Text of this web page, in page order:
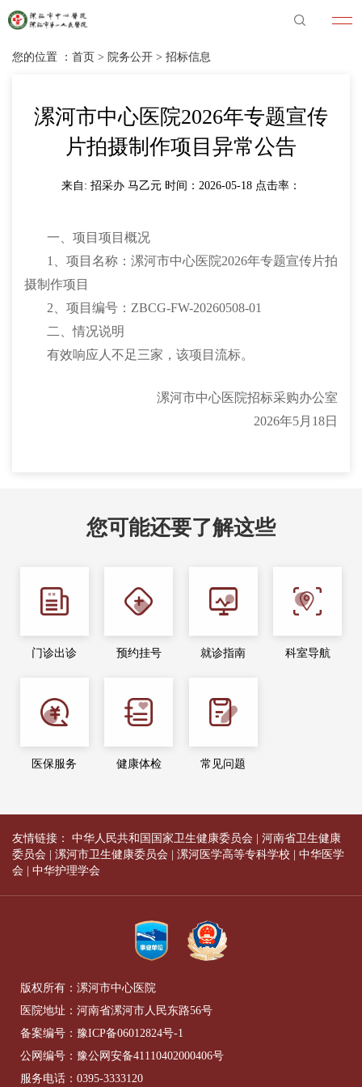
您的位置 ： 首页 > 院务公开 > 招标信息
漯河市中心医院2026年专题宣传
片拍摄制作项目异常公告
来自: 招采办 马乙元 时间：2026-05-18 点击率：
一、项目项目概况
1、项目名称：漯河市中心医院2026年专题宣传片拍
摄制作项目
2、项目编号：ZBCG-FW-20260508-01
二、情况说明
有效响应人不足三家，该项目流标。
漯河市中心医院招标采购办公室
2026年5月18日
您可能还要了解这些
门诊出诊 预约挂号 就诊指南 科室导航
医保服务 健康体检 常见问题
友情链接： 中华人民共和国国家卫生健康委员会
河南省卫生健康
委员会
漯河市卫生健康委员会 漯河医学高等专科学校
中华医学
会
中华护理学会
版权所有：漯河市中心医院
医院地址：河南省漯河市人民东路56号
备案编号： 豫ICP备06012824号-1
公网编号： 豫公网安备41110402000406号
服务电话： 0395-3333120